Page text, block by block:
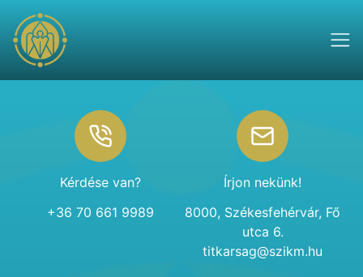
Kérdése van?
+36 70 661 9989
Írjon nekünk!
8000, Székesfehérvár, Fő
utca 6.
titkarsag@szikm.hu